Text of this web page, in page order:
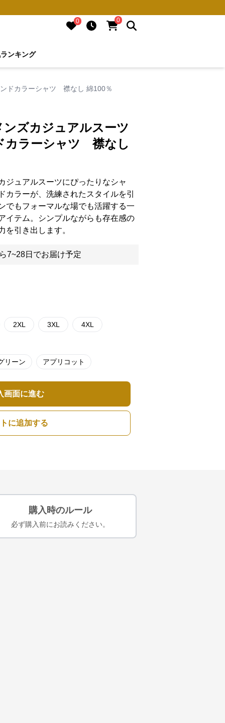
0 0
ランキング
ンドカラーシャツ 襟なし 綿100％
ンズカジュアルスーツ
カラーシャツ 襟なし
ジュアルスーツにぴったりなシャ
カラーが、洗練されたスタイルを引
でもフォーマルな場でも活躍する一
イテム。シンプルながらも存在感の
を引き出します。
7~28日でお届け予定
2XL 3XL 4XL
リーン アプリコット
画面に進む
に追加する
購入時のルール
必ず購入前にお読みください。